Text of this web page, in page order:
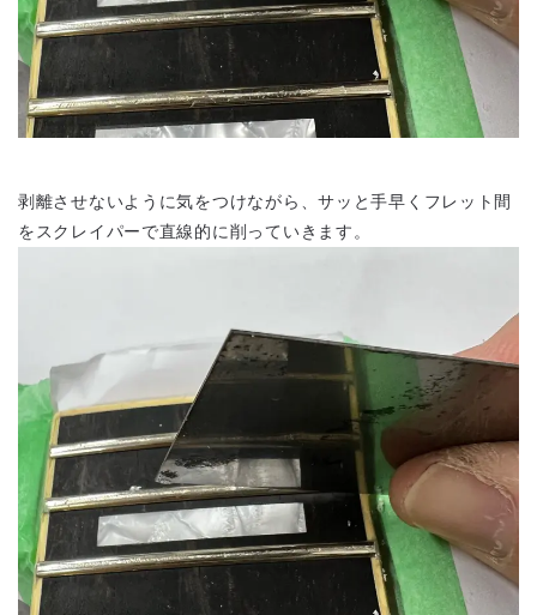
剥離させないように気をつけながら、サッと手早くフレット間
をスクレイパーで直線的に削っていきます。